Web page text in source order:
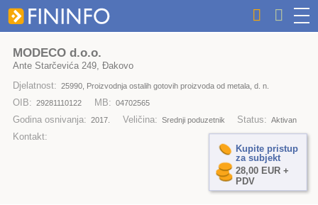
MODECO d.o.o.
Ante Starčevića 249, Đakovo
Djelatnost: 25990, Proizvodnja ostalih gotovih proizvoda od metala, d. n.
OIB: 29281110122 MB: 04702565
Godina osnivanja: 2017. Veličina: Srednji poduzetnik Status: Aktivan
Kontakt:
Kupite pristup
za subjekt
28,00 EUR +
PDV